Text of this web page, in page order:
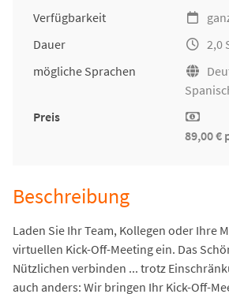
Verfügbarkeit
Dauer
2,0
mögliche Sprachen
Preis
89,00 €
Beschreibung
Laden Sie Ihr Team, Kollegen oder Ihre
virtuellen Kick-Off-Meeting ein. Das
Nützlichen verbinden ... trotz
auch anders: Wir bringen Ihr Kick-Off-